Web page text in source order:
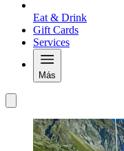
Eat & Drink
Gift Cards
Services
Más